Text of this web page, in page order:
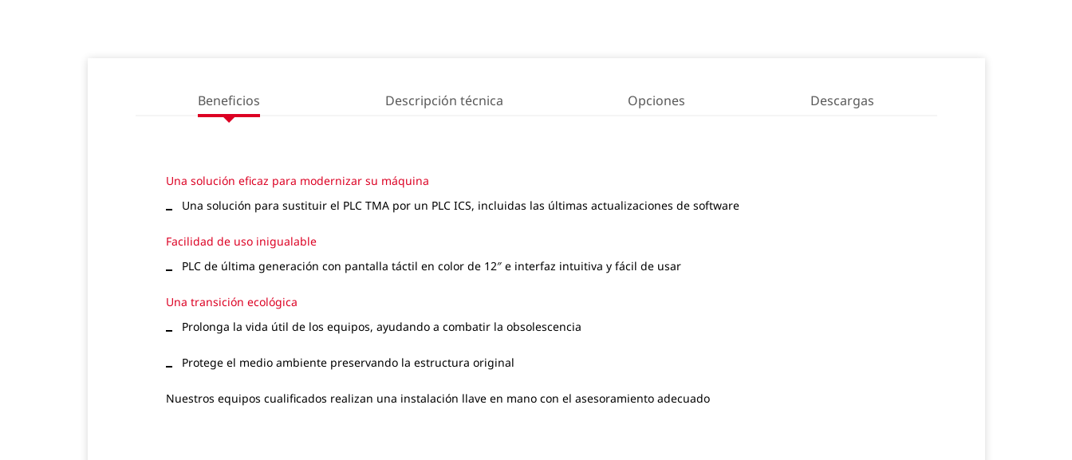
Beneficios Descripción técnica Opciones Descargas
Una solución eficaz para modernizar su máquina
Una solución para sustituir el PLC TMA por un PLC ICS, incluidas las últimas actualizaciones de software
Facilidad de uso inigualable
PLC de última generación con pantalla táctil en color de 12″ e interfaz intuitiva y fácil de usar
Una transición ecológica
Prolonga la vida útil de los equipos, ayudando a combatir la obsolescencia
Protege el medio ambiente preservando la estructura original
Nuestros equipos cualificados realizan una instalación llave en mano con el asesoramiento adecuado